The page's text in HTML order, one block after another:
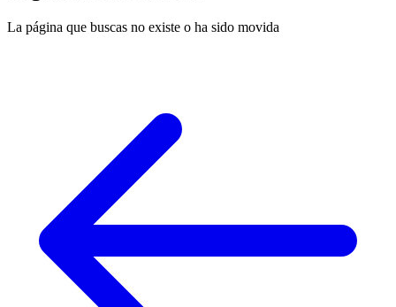
La página que buscas no existe o ha sido movida